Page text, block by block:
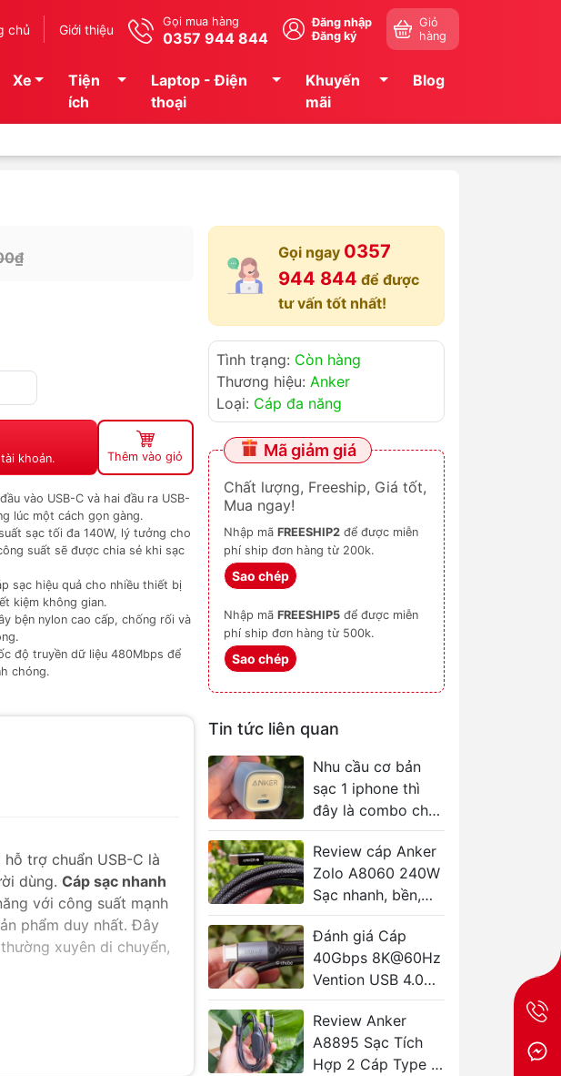
chủ Giới thiệu Gọi mua hàng
0357 944 844
Đăng nhập
Đăng ký
Giỏ
hàng
Xe
Tiện
ích
Laptop - Điện
thoại
Khuyến
mãi
Blog
khoản. Thêm vào giỏ
vào USB-C và hai đầu ra USB-
lúc một cách gọn gàng.
sạc tối đa 140W, lý tưởng cho
suất sẽ được chia sẻ khi sạc
sạc hiệu quả cho nhiều thiết bị
kiệm không gian.
bện nylon cao cấp, chống rối và
độ truyền dữ liệu 480Mbps để
chóng.
Gọi ngay 0357
944 844 để được
tư vấn tốt nhất!
Tình trạng: Còn hàng
Thương hiệu: Anker
Loại: Cáp đa năng
Mã giảm giá
Chất lượng, Freeship, Giá tốt,
Mua ngay!
Nhập mã FREESHIP2
phí ship đơn hàng từ 200k.
Sao chép
Nhập mã FREESHIP5
phí ship đơn hàng từ 500k.
Sao chép
Tin tức liên quan
Nhu cầu cơ bản
sạc 1 iphone thì
đây là combo chân
ái từ Anker
Review cáp Anker
Zolo A8060 240W
Sạc nhanh, bền,
giá tốt bất ngờ
Đánh giá Cáp
40Gbps 8K@60Hz
Vention USB 4.0
240W TAVHF
Review Anker
A8895 Sạc Tích
Hợp 2 Cáp Type C
trợ chuẩn USB-C là
dùng. Cáp sạc nhanh
với công suất mạnh
phẩm duy nhất. Đây
xuyên di chuyển,
biệt với một đầu
phép bạn sạc đồng thời